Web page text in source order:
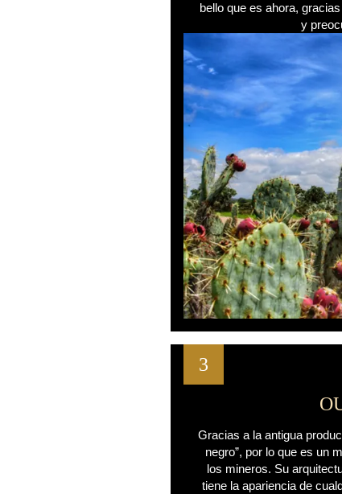
bello que es ahora,
y
3
Gracias a la antigua
negro”, por lo que es un
los mineros. Su
tiene la apariencia de